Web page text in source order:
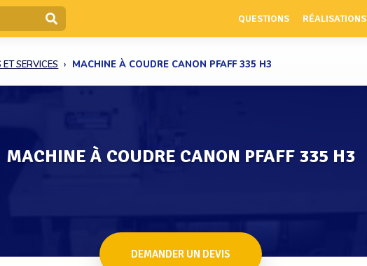
QUESTIONS RÉALISATIONS
SERVICES MACHINE À COUDRE CANON PFAFF 335 H3
MACHINE À COUDRE CANON PFAFF 335 H3
DEMANDER UN DEVIS